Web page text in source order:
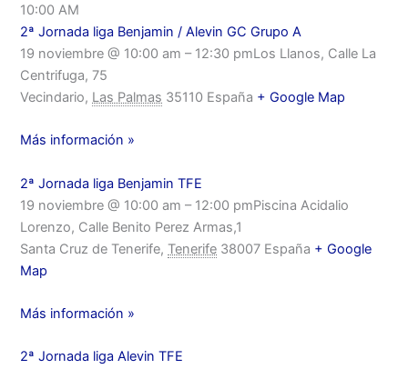
10:00 AM
2ª Jornada liga Benjamin / Alevin GC Grupo A
19 noviembre @ 10:00 am – 12:30 pmLos Llanos, Calle La
Centrifuga, 75
Vecindario, Las Palmas 35110 España + Google Map
Más información »
2ª Jornada liga Benjamin TFE
19 noviembre @ 10:00 am – 12:00 pmPiscina Acidalio
Lorenzo, Calle Benito Perez Armas,1
Santa Cruz de Tenerife, Tenerife 38007 España + Google
Map
Más información »
2ª Jornada liga Alevin TFE